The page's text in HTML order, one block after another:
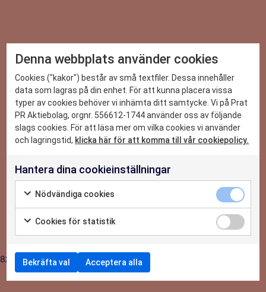
DET HÄR KAN VI
CASE
NYHETER
OM OSS
KONTAKTA OSS
2026-07-03
Praktikant-Linnea: PRAT PR – Chansen att
testa på allt
8215
Denna webbplats använder cookies
Cookies ("kakor") består av små textfiler. Dessa innehåller
data som lagras på din enhet. För att kunna placera vissa
typer av cookies behöver vi inhämta ditt samtycke. Vi på Prat
PR Aktiebolag, orgnr. 556612-1744 använder oss av följande
slags cookies. För att läsa mer om vilka cookies vi använder
och lagringstid, klicka här för att komma till vår cookiepolicy.
Hantera dina cookieinställningar
Nödvändiga cookies
Cookies för statistik
Bekräfta val Acceptera alla